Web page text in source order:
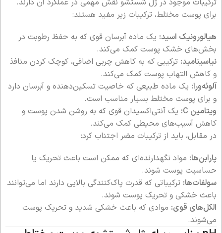
برای پوست مختلط، ترکیبات زیر مفید هستند:
هیالورونیک اسید: یک ماده آبرسان قوی که به حفظ رطوبت در
بخش‌های خشک پوست کمک می‌کند.
نیاسینامید: ترکیبی که به کاهش چربی اضافی، کوچک کردن منافذ
و کاهش التهاب پوست کمک می‌کند.
آلوئه‌ورا: یک ماده طبیعی که خاصیت تسکین‌دهنده و آبرسان دارد
و برای پوست مختلط بسیار مناسب است.
ویتامین C:
یک آنتی‌اکسیدان قوی که به روشن شدن پوست و
کاهش آسیب‌های محیطی کمک می‌کند.
در مقابل، باید از ترکیبات مضر اجتناب کرد:
پارابن‌ها: مواد نگهدارنده‌ای که ممکن است باعث تحریک یا
حساسیت پوست شوند.
سولفات‌ها: ترکیباتی که قدرت پاک‌کنندگی بالایی دارند اما می‌توانند
باعث خشکی و تحریک پوست شوند.
الکل‌های قوی: موادی که باعث خشکی شدید و تحریک پوست
می‌شوند.